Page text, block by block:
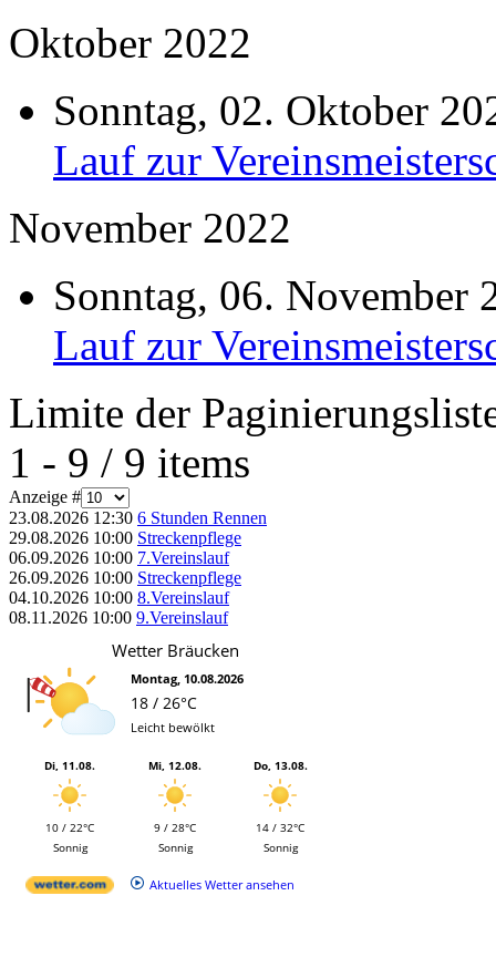
Oktober 2022
Sonntag, 02. Oktober
Lauf zur
November 2022
Sonntag, 06. November
Lauf zur
Limite der
1 - 9 / 9 items
Anzeige #
23.08.2026 12:30 6 Stunden Rennen
29.08.2026 10:00 Streckenpflege
06.09.2026 10:00 7.Vereinslauf
26.09.2026 10:00 Streckenpflege
04.10.2026 10:00 8.Vereinslauf
08.11.2026 10:00 9.Vereinslauf
Wetter Bräucken
Montag, 10.08.2026
18 / 26°C
Leicht bewölkt
Di, 11.08.
10 / 22°C
Sonnig
Mi, 12.08.
9 / 28°C
Sonnig
Do, 13.08.
14 / 32°C
Sonnig
Aktuelles Wetter ansehen